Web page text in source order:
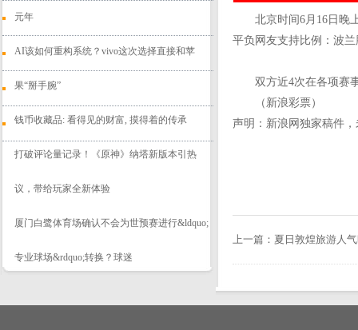
元年
AI该如何重构系统？vivo这次选择直接和苹
果“掰手腕”
钱币收藏品: 看得见的财富, 摸得着的传承
打破评论量记录！《原神》纳塔新版本引热
议，带给玩家全新体验
厦门白鹭体育场确认不会为世预赛进行&ldquo;
专业球场&rdquo;转换？球迷
北京时间6月16日晚上
平负网友支持比例：波
双方近4次在各项赛事
（新浪彩票）
声明：新浪网独家稿件
上一篇： 夏日敦煌旅游人